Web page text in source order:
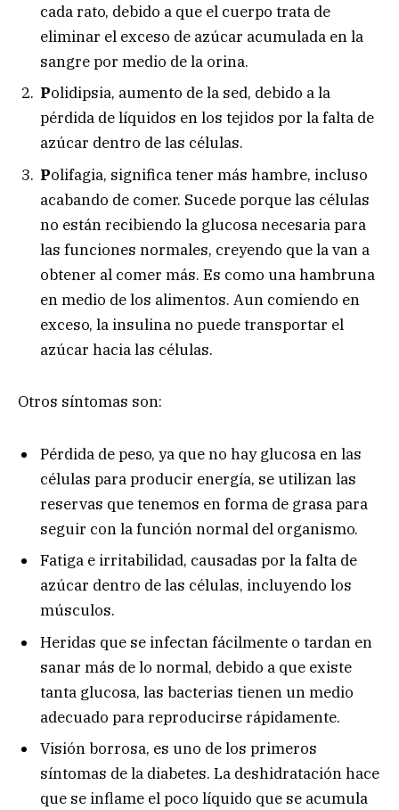
cada rato, debido a que el cuerpo trata de
eliminar el exceso de azúcar acumulada en la
sangre por medio de la orina.
Polidipsia, aumento de la sed, debido a la
pérdida de líquidos en los tejidos por la falta de
azúcar dentro de las células.
Polifagia, significa tener más hambre, incluso
acabando de comer. Sucede porque las células
no están recibiendo la glucosa necesaria para
las funciones normales, creyendo que la van a
obtener al comer más. Es como una hambruna
en medio de los alimentos. Aun comiendo en
exceso, la insulina no puede transportar el
azúcar hacia las células.
Otros síntomas son:
Pérdida de peso, ya que no hay glucosa en las
células para producir energía, se utilizan las
reservas que tenemos en forma de grasa para
seguir con la función normal del organismo.
Fatiga e irritabilidad, causadas por la falta de
azúcar dentro de las células, incluyendo los
músculos.
Heridas que se infectan fácilmente o tardan en
sanar más de lo normal, debido a que existe
tanta glucosa, las bacterias tienen un medio
adecuado para reproducirse rápidamente.
Visión borrosa, es uno de los primeros
síntomas de la diabetes. La deshidratación hace
que se inflame el poco líquido que se acumula